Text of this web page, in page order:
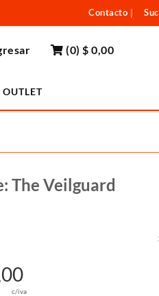
Contacto
(0)$ 0,00
OUTLET
The Veilguard
c/iva